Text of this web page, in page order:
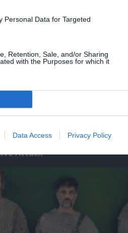
Personal Data for Targeted
Retention, Sale, and/or Sharing
with the Purposes for which it
Data Access Privacy Policy
Attack